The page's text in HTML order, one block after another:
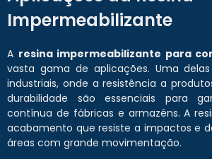
Impermeabilizante
A resina impermeabilizante para
vasta gama de aplicações. Uma
industriais, onde a resistência a
durabilidade são essenciais para
contínua de fábricas e armazéns. A
acabamento que resiste a impactos e
áreas com grande movimentação.